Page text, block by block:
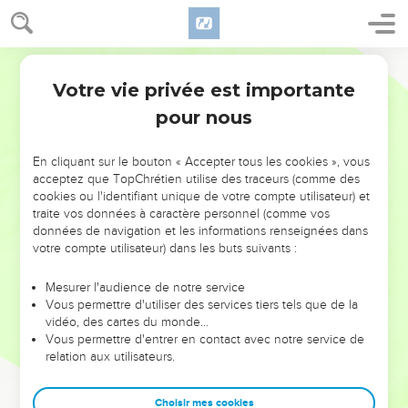
NE MANQUEZ PAS L’ÉVÉNEMENT
DE L’ANNÉE !
ET SI LEURS ERREURS POUVAIENT VOUS ÉVITER LES
VOTRES ?
leur foi ou leur vision. Mais on voit moins les doutes, les erreurs
et les saisons difficiles qu'ils ont traversés, alors même que ce
sont elles qui les ont façonnés.
Dans cette conférence, leaders, entrepreneurs, et responsables
clés pour avancer avec plus de sagesse afin que leurs erreurs
Votre vie privée est importante
pour nous
En cliquant sur le bouton « Accepter tous les cookies », vous
acceptez que TopChrétien utilise des traceurs (comme des
cookies ou l'identifiant unique de votre compte utilisateur) et
traite vos données à caractère personnel (comme vos
données de navigation et les informations renseignées dans
votre compte utilisateur) dans les buts suivants :
Mesurer l'audience de notre service
Vous permettre d'utiliser des services tiers tels que de la
vidéo, des cartes du monde…
Vous permettre d'entrer en contact avec notre service de
relation aux utilisateurs.
Choisir mes cookies